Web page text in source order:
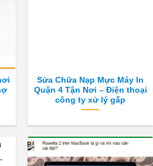
Sửa Chữa Nạp Mực Máy In
Quận 4 Tận Nơi – Điện thoại
công ty xử lý gấp